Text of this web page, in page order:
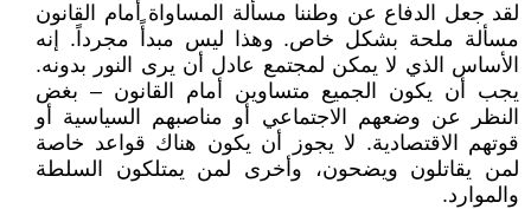
لقد جعل الدفاع عن وطننا مسألة المساواة أمام القانون
مسألة ملحة بشكل خاص. وهذا ليس مبدأً مجرداً. إنه
الأساس الذي لا يمكن لمجتمع عادل أن يرى النور بدونه.
يجب أن يكون الجميع متساوين أمام القانون – بغض
النظر عن وضعهم الاجتماعي أو مناصبهم السياسية أو
قوتهم الاقتصادية. لا يجوز أن يكون هناك قواعد خاصة
لمن يقاتلون ويضحون، وأخرى لمن يمتلكون السلطة
والموارد.